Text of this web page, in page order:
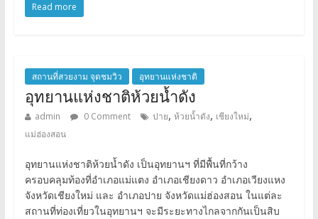
Read more
สถานที่สวยงาม จุดชมวิว อุทยานแห่งชาติ
อุทยานแห่งชาติห้วยน้ำดัง
admin 0 Comment ปาย, ห้วยน้ำดัง, เชียงใหม่,
แม่ฮ่องสอน
อุทยานแห่งชาติห้วยน้ำดัง เป็นอุทยานฯ ที่มีพื้นที่กว้าง
ครอบคลุมท้องที่อำเภอแม่แตง อำเภอเชียงดาว อำเภอเวียงแหง
จังหวัดเชียงใหม่ และ อำเภอปาย จังหวัดแม่ฮ่องสอน ในแต่ละ
สถานที่ท่องเที่ยวในอุทยานฯ จะมีระยะทางไกลจากกันเป็นสิบ